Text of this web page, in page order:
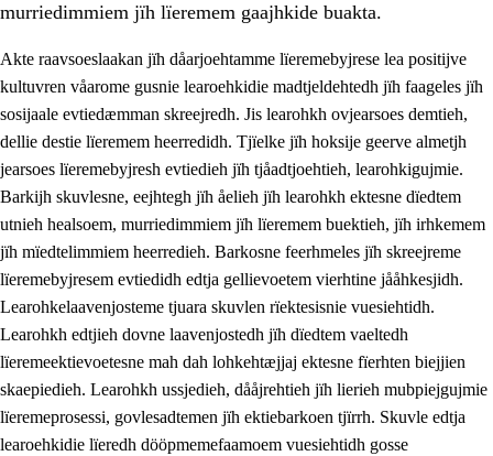
3. Prinsihph skuvlen rïektesisnie
3.1 Feerhmeles lïeremebyjrese
3.2 Ööhpehtimmie jïh sjïehtedamme lïerehtimmie
3.3 Gåetie jïh skuvle laavenjostoeh
3.4 Lïerehtimmie learoesïeltesne jïh barkoejielemisnie
murriedimmiem jïh lïeremem gaajhkide buakta.
Akte raavsoeslaakan jïh dåarjoehtamme lïeremebyjrese lea positijve
kultuvren våarome gusnie learoehkidie madtjeldehtedh jïh faageles jïh
sosijaale evtiedæmman skreejredh. Jis learohkh ovjearsoes demtieh,
dellie destie lïeremem heerredidh. Tjïelke jïh hoksije geerve almetjh
jearsoes lïeremebyjresh evtiedieh jïh tjåadtjoehtieh, learohkigujmie.
Barkijh skuvlesne, eejhtegh jïh åelieh jïh learohkh ektesne dïedtem
utnieh healsoem, murriedimmiem jïh lïeremem buektieh, jïh irhkemem
jïh mïedtelimmiem heerredieh. Barkosne feerhmeles jïh skreejreme
lïeremebyjresem evtiedidh edtja gellievoetem vierhtine jååhkesjidh.
Learohkelaavenjosteme tjuara skuvlen rïektesisnie vuesiehtidh.
Learohkh edtjieh dovne laavenjostedh jïh dïedtem vaeltedh
lïeremeektievoetesne mah dah lohkehtæjjaj ektesne fïerhten biejjien
skaepiedieh. Learohkh ussjedieh, dååjrehtieh jïh lierieh mubpiejgujmie
lïeremeprosessi, govlesadtemen jïh ektiebarkoen tjïrrh. Skuvle edtja
learoehkidie lïeredh dööpmemefaamoem vuesiehtidh gosse